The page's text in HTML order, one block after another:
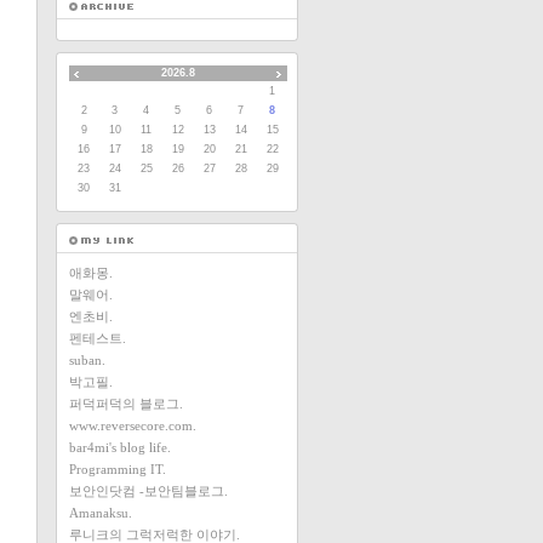
2026.8
1
2
3 4 5 6 7
8
9
10 11 12 13 14
15
16
17 18 19 20 21
22
23
24 25 26 27 28
29
30
31
애화몽.
말웨어.
엔초비.
펜테스트.
suban.
박고필.
퍼덕퍼덕의 블로그.
www.reversecore.com.
bar4mi's blog life.
Programming IT.
보안인닷컴 -보안팀블로그.
Amanaksu.
루니크의 그럭저럭한 이야기.